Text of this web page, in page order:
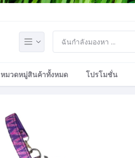
หมวดหมู่สินค้าทั้งหมด โปรโมชั่น